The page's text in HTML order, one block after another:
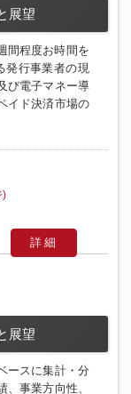
展望
間程度お時間を
発行事業者の現
び電子マネー導
イド決済市場の
)
詳細
展望
ースに集計・分
事業方向性、